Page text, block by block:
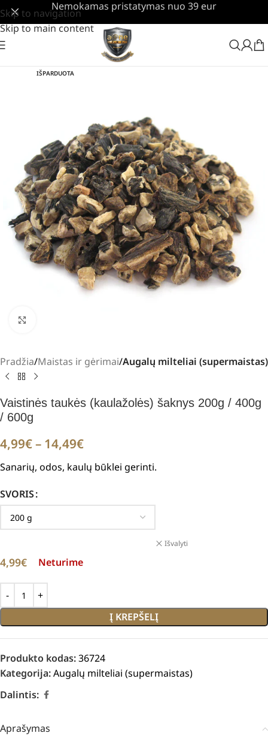
Skip to navigation
Skip to main content
Nemokamas pristatymas nuo 39 eur
IŠPARDUOTA
Pradžia Maistas ir gėrimai Augalų milteliai (supermaistas)
Vaistinės taukės (kaulažolės) šaknys 200g / 400g
/ 600g
4,99€– 14,49€
Sanarių, odos, kaulų būklei gerinti.
SVORIS
Išvalyti
4,99€ Neturime
Į KREPŠELĮ
Produkto kodas:36724
Kategorija:Augalų milteliai (supermaistas)
Dalintis:
Aprašymas